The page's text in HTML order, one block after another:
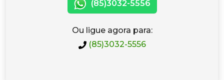
(85)3032-5556
Ou ligue agora para:
(85)3032-5556